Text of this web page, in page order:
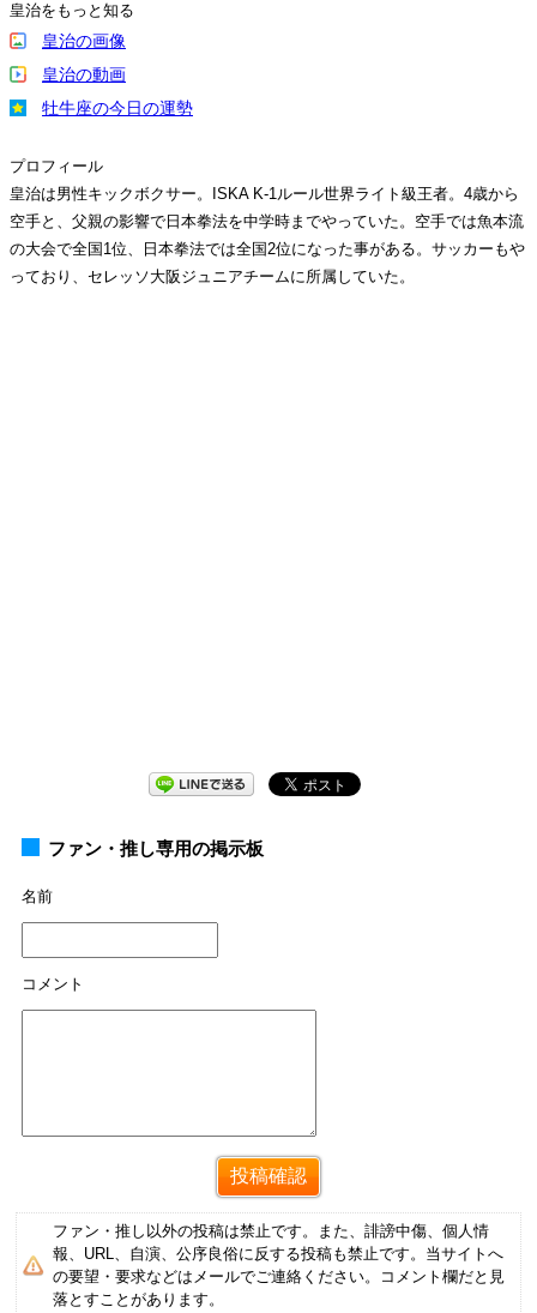
皇治をもっと知る
皇治の画像
皇治の動画
牡牛座の今日の運勢
プロフィール
皇治は男性キックボクサー。ISKA K-1ルール世界ライト級王者。4歳から
空手と、父親の影響で日本拳法を中学時までやっていた。空手では魚本流
の大会で全国1位、日本拳法では全国2位になった事がある。サッカーもや
っており、セレッソ大阪ジュニアチームに所属していた。
ファン・推し専用の掲示板
名前
コメント
ファン・推し以外の投稿は禁止です。また、誹謗中傷、個人情
報、URL、自演、公序良俗に反する投稿も禁止です。当サイトへ
の要望・要求などはメールでご連絡ください。コメント欄だと見
落とすことがあります。